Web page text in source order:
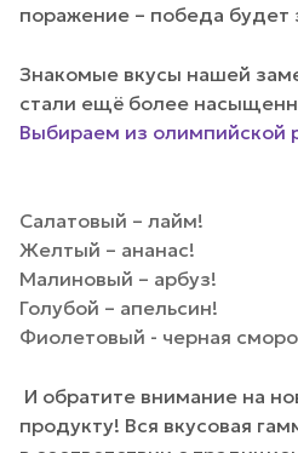
поражение – победа будет
Знакомые вкусы нашей
стали ещё более
Выбираем из олимпийской
Салатовый – лайм!
Желтый – ананас!
Малиновый – арбуз!
Голубой – апельсин!
Фиолетовый - черная
И обратите внимание на
продукту! Вся вкусовая